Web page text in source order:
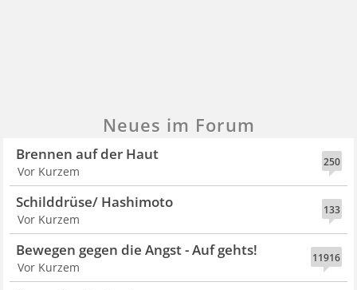
Neues im Forum
250
Brennen auf der Haut
Vor Kurzem
133
Schilddrüse/ Hashimoto
Vor Kurzem
11916
Bewegen gegen die Angst - Auf gehts!
Vor Kurzem